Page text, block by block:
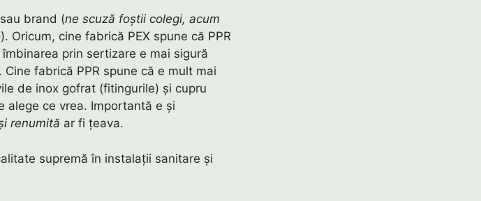
brand (ne scuză foștii colegi, acum
). Oricum, cine fabrică PEX spune că PPR
prin sertizare e mai sigură
fabrică PPR spune că e mult mai
de inox gofrat (fitingurile) și cupru
alege ce vrea. Importantă e și
renumită ar fi țeava.
supremă în instalații sanitare și